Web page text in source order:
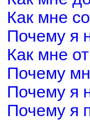
Как мне
Почему я
Как мне
Почему
Почему я
Почему я